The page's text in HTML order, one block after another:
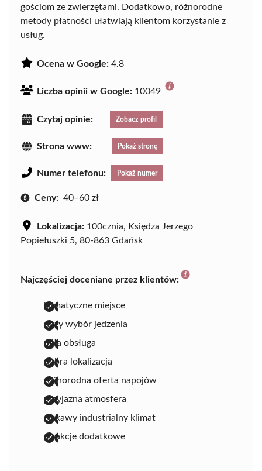
gościom ze zwierzętami. Dodatkowo, różnorodne
metody płatności ułatwiają klientom korzystanie z
usług.
Ocena w Google: 4.8
Liczba opinii w Google: 10049
Czytaj opinie: Zobacz profil
Strona www: Pokaż stronę
Numer telefonu: Pokaż numer
Ceny: 40–60 zł
Lokalizacja: 100cznia, Księdza Jerzego
Popiełuszki 5, 80-863 Gdańsk
Najczęściej doceniane przez klientów:
klimatyczne miejsce
duży wybór jedzenia
miła obsługa
dobra lokalizacja
różnorodna oferta napojów
przyjazna atmosfera
ciekawy industrialny klimat
atrakcje dodatkowe